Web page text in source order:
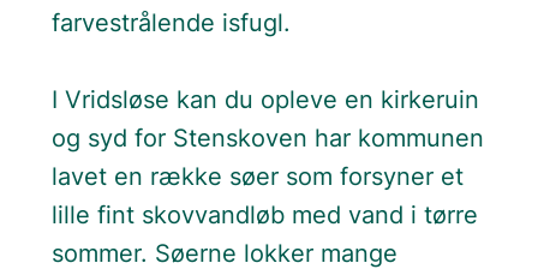
farvestrålende isfugl.
I Vridsløse kan du opleve en kirkeruin
og syd for Stenskoven har kommunen
lavet en række søer som forsyner et
lille fint skovvandløb med vand i tørre
sommer. Søerne lokker mange